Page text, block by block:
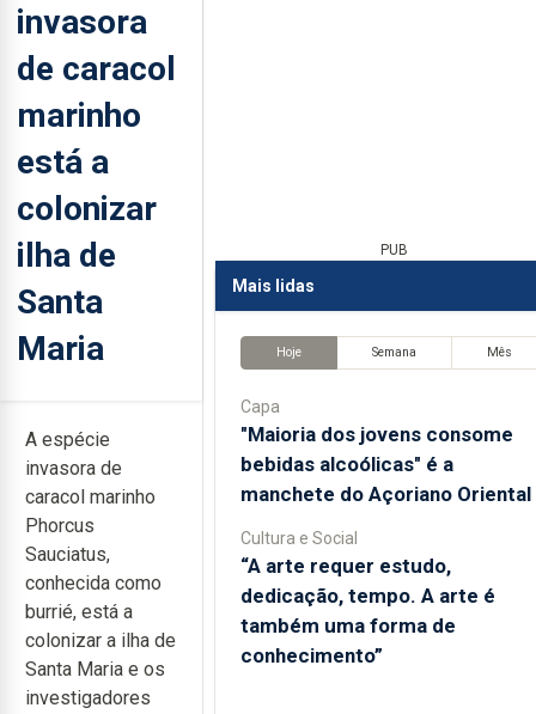
invasora
de caracol
marinho
está a
colonizar
ilha de
Santa
Maria
A espécie
invasora de
caracol marinho
Phorcus
Sauciatus,
conhecida como
burrié, está a
colonizar a ilha de
Santa Maria e os
investigadores
PUB
Mais lidas
Hoje Semana Mês
Capa
"Maioria dos jovens consome
bebidas alcoólicas" é a
manchete do Açoriano Oriental
Cultura e Social
“A arte requer estudo,
dedicação, tempo. A arte é
também uma forma de
conhecimento”